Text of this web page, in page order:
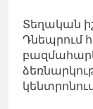
Տեղական
Դնեպրում